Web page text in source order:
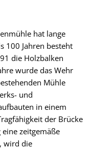
hat lange
100 Jahren besteht
die Holzbalken
wurde das Wehr
Mühle
und
in einem
der Brücke
zeitgemäße
wird die